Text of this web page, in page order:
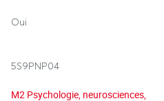
Oui
5S9PNP04
M2 Psychologie, neurosciences,